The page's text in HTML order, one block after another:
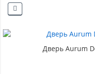
Дверь Aurum